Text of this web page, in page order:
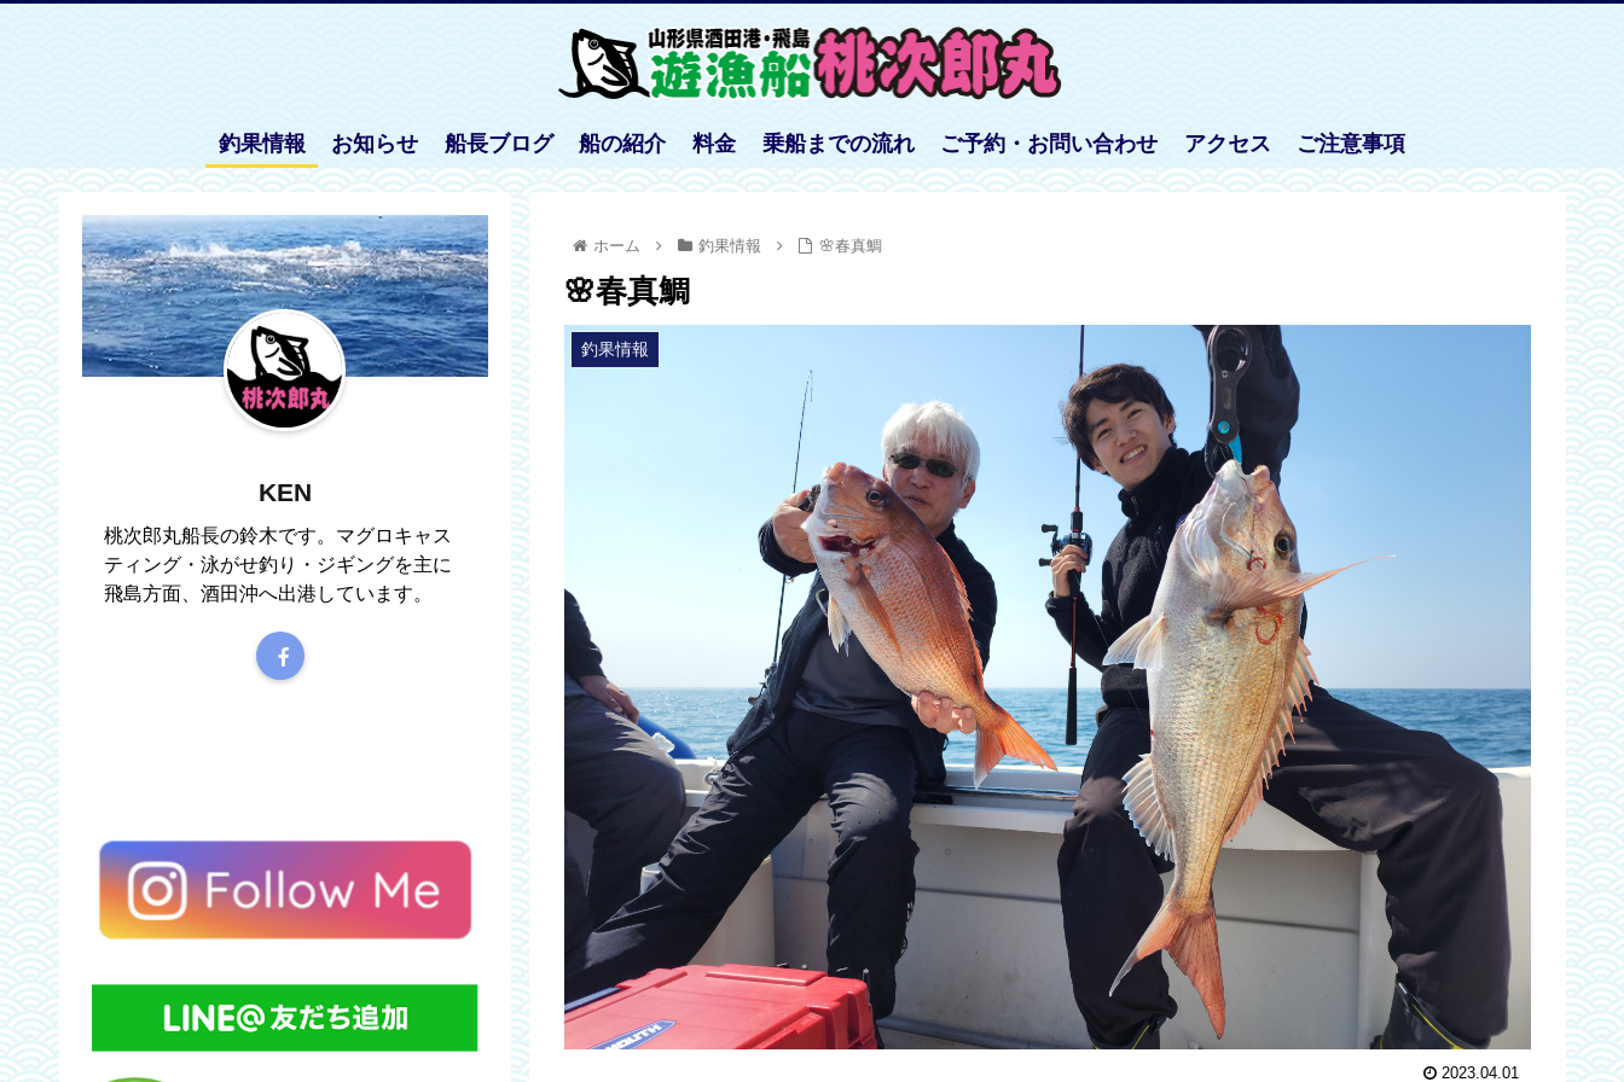
釣果情報 お知らせ 船長ブログ 船の紹介 料金 乗船までの流れ ご予約・お問い合わせ アクセス ご注意事項
ホーム 釣果情報 🌸春真鯛
🌸春真鯛
釣果情報
2023.04.01
KEN
桃次郎丸船長の鈴木です。マグロキャス
ティング・泳がせ釣り・ジギングを主に
飛島方面、酒田沖へ出港しています。